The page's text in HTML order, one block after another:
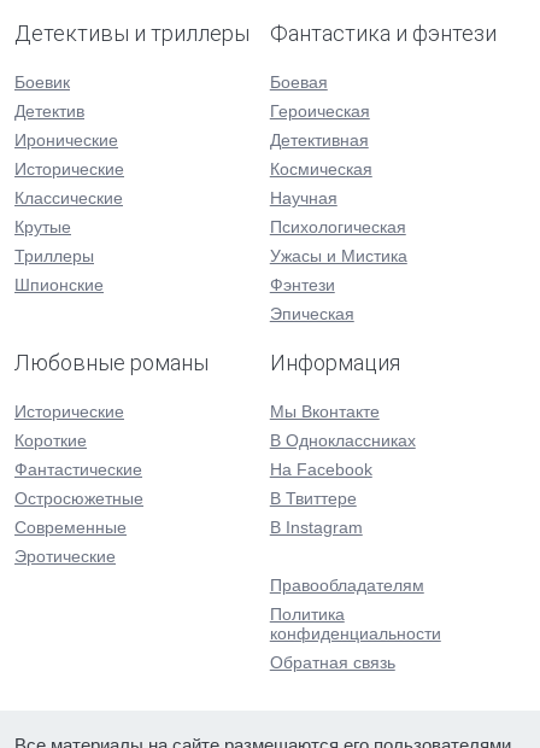
Детективы и триллеры
Боевик
Детектив
Иронические
Исторические
Классические
Крутые
Триллеры
Шпионские
Фантастика и фэнтези
Боевая
Героическая
Детективная
Космическая
Научная
Психологическая
Ужасы и Мистика
Фэнтези
Эпическая
Любовные романы
Исторические
Короткие
Фантастические
Остросюжетные
Современные
Эротические
Информация
Мы Вконтакте
В Одноклассниках
На Facebook
В Твиттере
В Instagram
Правообладателям
Политика
конфиденциальности
Обратная связь